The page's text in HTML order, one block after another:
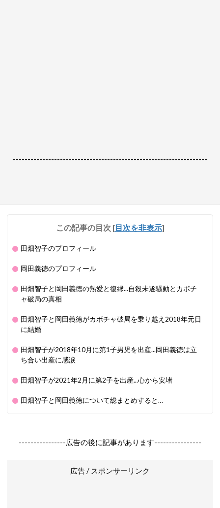
------------------------------------------------------------------
この記事の目次 [目次を非表示]
田畑智子のプロフィール
岡田義徳のプロフィール
田畑智子と岡田義徳の熱愛と復縁...自殺未遂騒動とカボチ
ャ破局の真相
田畑智子と岡田義徳がカボチャ破局を乗り越え2018年元日
に結婚
田畑智子が2018年10月に第1子男児を出産...岡田義徳は立
ち合い出産に感涙
田畑智子が2021年2月に第2子を出産...心から安堵
田畑智子と岡田義徳について総まとめすると…
----------------広告の後に記事があります----------------
広告 / スポンサーリンク